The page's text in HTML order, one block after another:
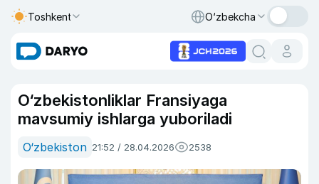
Toshkent O‘zbekcha
O‘zbekistonliklar Fransiyaga
mavsumiy ishlarga yuboriladi
O‘zbekiston 21:52 / 28.04.2026 2538